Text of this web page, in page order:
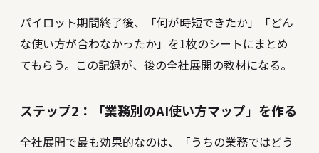
パイロット期間終了後、「何が時短できたか」「どん
な使い方が合わなかったか」を1枚のシートにまとめ
てもらう。この記録が、後の全社展開の教材になる。
ステップ2：「業務別のAI使い方マップ」を作る
全社展開で最も効果的なのは、「うちの業務ではどう